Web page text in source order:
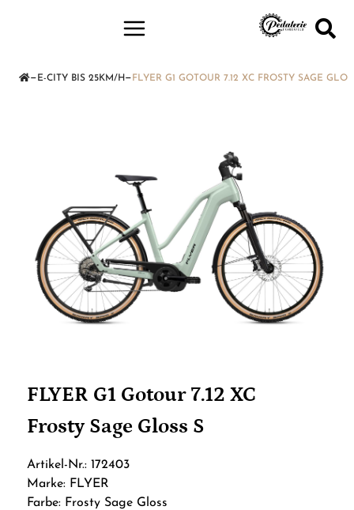
— E-CITY BIS 25KM/H — FLYER G1 GOTOUR 7.12 XC FROSTY SAGE
FLYER G1 Gotour 7.12 XC
Frosty Sage Gloss S
Artikel-Nr.: 172403
Marke: FLYER
Farbe: Frosty Sage Gloss